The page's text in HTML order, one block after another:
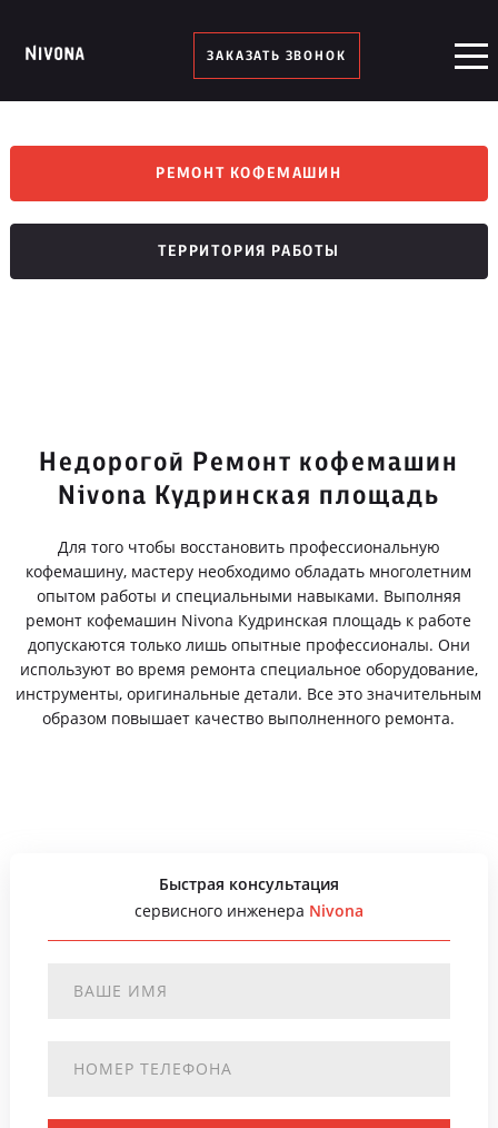
ЗАКАЗАТЬ ЗВОНОК
РЕМОНТ КОФЕМАШИН
ТЕРРИТОРИЯ РАБОТЫ
Недорогой Ремонт кофемашин
Nivona Кудринская площадь
Для того чтобы восстановить профессиональную
кофемашину, мастеру необходимо обладать многолетним
опытом работы и специальными навыками. Выполняя
ремонт кофемашин Nivona Кудринская площадь к работе
допускаются только лишь опытные профессионалы. Они
используют во время ремонта специальное оборудование,
инструменты, оригинальные детали. Все это значительным
образом повышает качество выполненного ремонта.
Быстрая консультация
сервисного инженера Nivona